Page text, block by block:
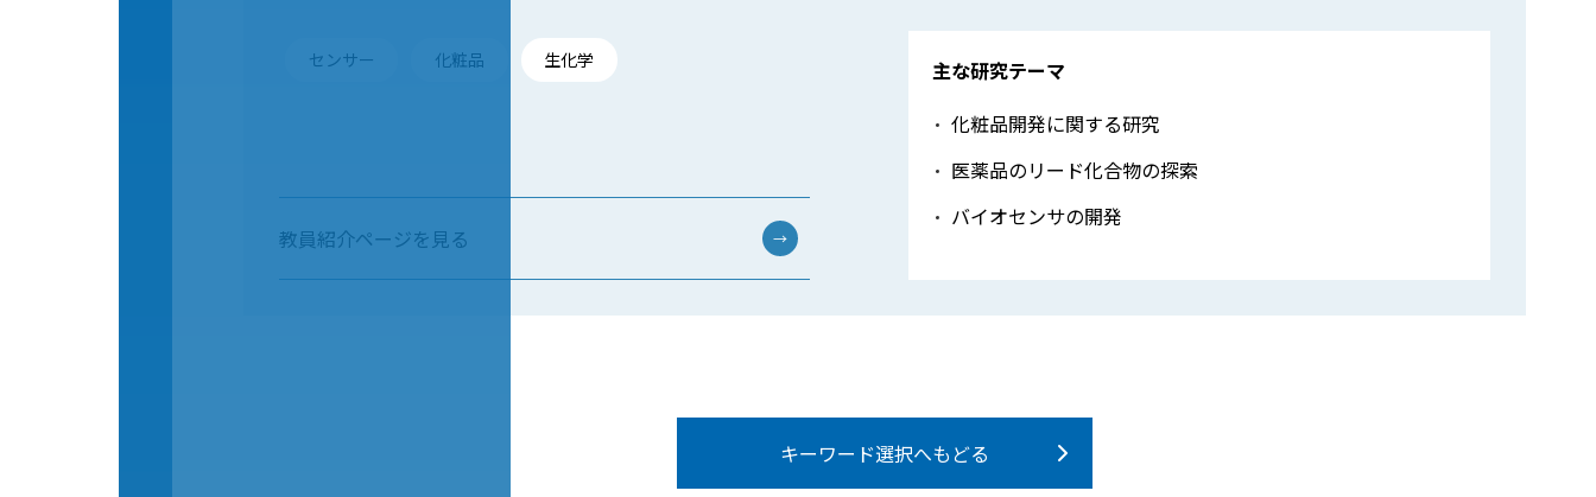
センサー 化粧品 生化学
主な研究テーマ
化粧品開発に関する研究
医薬品のリード化合物の探索
バイオセンサの開発
教員紹介ページを見る →
キーワード選択へもどる